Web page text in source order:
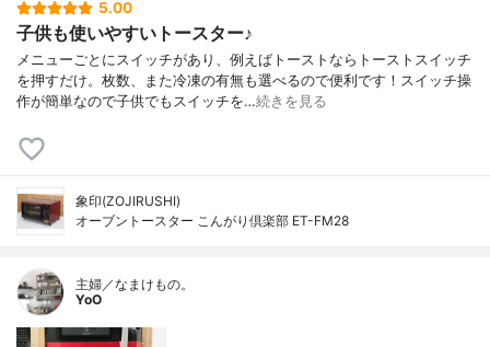
5.00
子供も使いやすいトースター♪
メニューごとにスイッチがあり、例えばトーストならトーストスイッチ
を押すだけ。枚数、また冷凍の有無も選べるので便利です！スイッチ操
作が簡単なので子供でもスイッチを…続きを見る
象印(ZOJIRUSHI)
オーブントースター こんがり倶楽部 ET-FM28
主婦／なまけもの。
YoO